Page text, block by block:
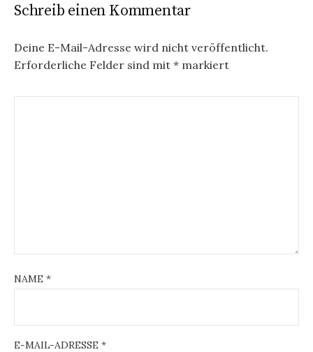
Schreib einen Kommentar
Deine E-Mail-Adresse wird nicht veröffentlicht.
Erforderliche Felder sind mit * markiert
NAME *
E-MAIL-ADRESSE *